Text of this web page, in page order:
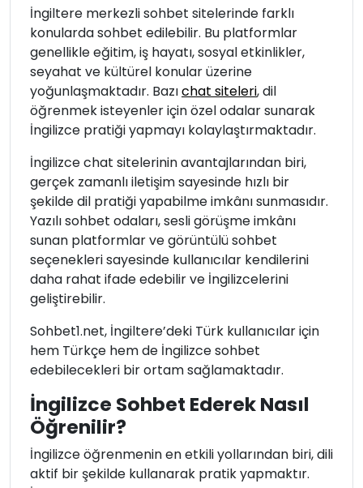
İngiltere merkezli sohbet sitelerinde farklı
konularda sohbet edilebilir. Bu platformlar
genellikle eğitim, iş hayatı, sosyal etkinlikler,
seyahat ve kültürel konular üzerine
yoğunlaşmaktadır. Bazıchat siteleri, dil
öğrenmek isteyenler için özel odalar sunarak
İngilizce pratiği yapmayı kolaylaştırmaktadır.
İngilizce chat sitelerinin avantajlarından biri,
gerçek zamanlı iletişim sayesinde hızlı bir
şekilde dil pratiği yapabilme imkânı sunmasıdır.
Yazılı sohbet odaları, sesli görüşme imkânı
sunan platformlar ve görüntülü sohbet
seçenekleri sayesinde kullanıcılar kendilerini
daha rahat ifade edebilir ve İngilizcelerini
geliştirebilir.
Sohbet1.net, İngiltere’deki Türk kullanıcılar için
hem Türkçe hem de İngilizce sohbet
edebilecekleri bir ortam sağlamaktadır.
İngilizce Sohbet Ederek Nasıl
Öğrenilir?
İngilizce öğrenmenin en etkili yollarından biri, dili
aktif bir şekilde kullanarak pratik yapmaktır.